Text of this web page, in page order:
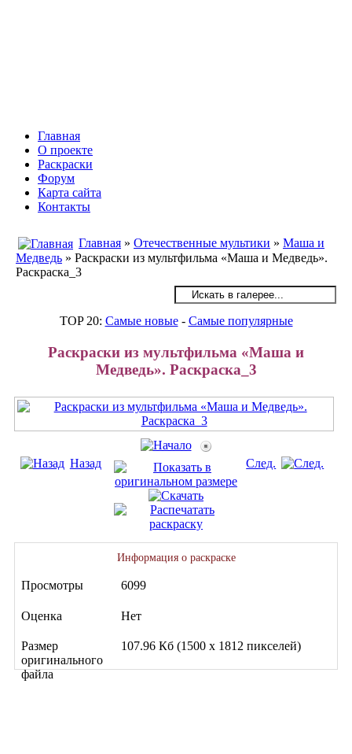
Главная
О проекте
Раскраски
Форум
Карта сайта
Контакты
Главная » Отечественные мультики » Маша и
Медведь » Раскраски из мультфильма «Маша и Медведь».
Раскраска_3
TOP 20: Самые новые- Самые популярные
Раскраски из мультфильма «Маша и
Медведь». Раскраска_3
Назад След.
Информация о раскраске
Просмотры 6099
Оценка Нет
Размер
оригинального
файла
107.96 Кб (1500 x 1812 пикселей)